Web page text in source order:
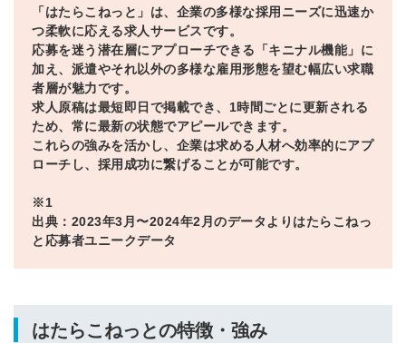
「はたらこねっと」は、企業の多様な採用ニーズに迅速か
つ柔軟に応える求人サービスです。
応募を迷う潜在層にアプローチできる「キニナル機能」に
加え、派遣やそれ以外の多様な雇用形態を望む幅広い求職
者層が魅力です。
求人原稿は最短即日で掲載でき、1時間ごとに更新される
ため、常に最新の状態でアピールできます。
これらの強みを活かし、企業は求める人材へ効率的にアプ
ローチし、採用成功に繋げることが可能です。
※1
出典：2023年3月〜2024年2月のデータよりはたらこねっ
と応募者ユニークデータ
はたらこねっとの特徴・強み